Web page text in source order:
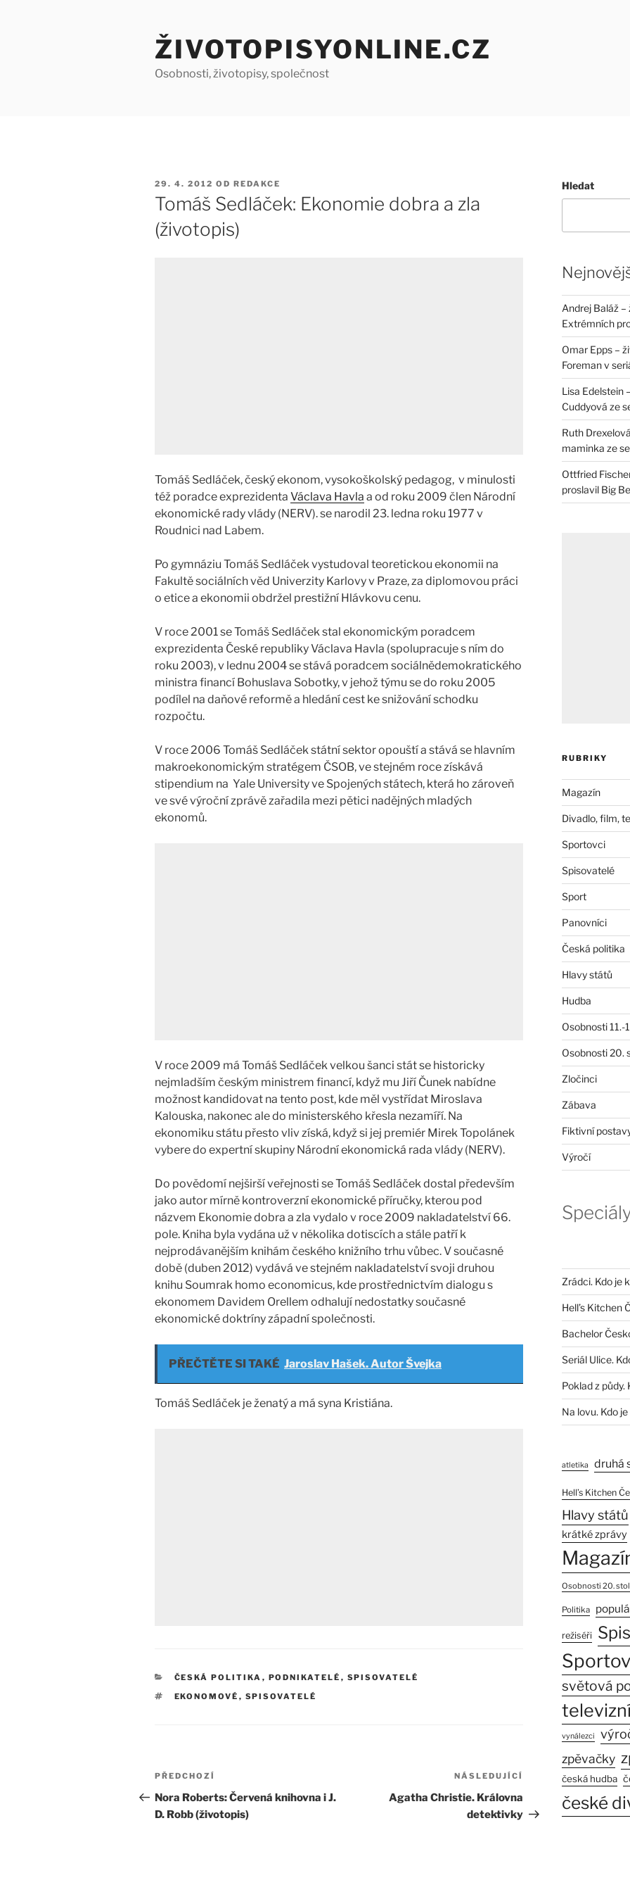
ŽIVOTOPISYONLINE.CZ
Osobnosti, životopisy, společnost
PUBLIKOVÁNO
29. 4. 2012 OD REDAKCE
Tomáš Sedláček: Ekonomie dobra a zla
(životopis)
Tomáš Sedláček, český ekonom, vysokoškolský pedagog, v minulosti
též poradce exprezidenta Václava Havla a od roku 2009 člen Národní
ekonomické rady vlády (NERV). se narodil 23. ledna roku 1977 v
Roudnici nad Labem.
Po gymnáziu Tomáš Sedláček vystudoval teoretickou ekonomii na
Fakultě sociálních věd Univerzity Karlovy v Praze, za diplomovou práci
o etice a ekonomii obdržel prestižní Hlávkovu cenu.
V roce 2001 se Tomáš Sedláček stal ekonomickým poradcem
exprezidenta České republiky Václava Havla (spolupracuje s ním do
roku 2003), v lednu 2004 se stává poradcem sociálnědemokratického
ministra financí Bohuslava Sobotky, v jehož týmu se do roku 2005
podílel na daňové reformě a hledání cest ke snižování schodku
rozpočtu.
V roce 2006 Tomáš Sedláček státní sektor opouští a stává se hlavním
makroekonomickým stratégem ČSOB, ve stejném roce získává
stipendium na Yale University ve Spojených státech, která ho zároveň
ve své výroční zprávě zařadila mezi pětici nadějných mladých
ekonomů.
V roce 2009 má Tomáš Sedláček velkou šanci stát se historicky
nejmladším českým ministrem financí, když mu Jiří Čunek nabídne
možnost kandidovat na tento post, kde měl vystřídat Miroslava
Kalouska, nakonec ale do ministerského křesla nezamíří. Na
ekonomiku státu přesto vliv získá, když si jej premiér Mirek Topolánek
vybere do expertní skupiny Národní ekonomická rada vlády (NERV).
Do povědomí nejširší veřejnosti se Tomáš Sedláček dostal především
jako autor mírně kontroverzní ekonomické příručky, kterou pod
názvem Ekonomie dobra a zla vydalo v roce 2009 nakladatelství 66.
pole. Kniha byla vydána už v několika dotiscích a stále patří k
nejprodávanějším knihám českého knižního trhu vůbec. V současné
době (duben 2012) vydává ve stejném nakladatelství svoji druhou
knihu Soumrak homo economicus, kde prostřednictvím dialogu s
ekonomem Davidem Orellem odhalují nedostatky současné
ekonomické doktríny západní společnosti.
PŘEČTĚTE SI TAKÉ Jaroslav Hašek. Autor Švejka
Tomáš Sedláček je ženatý a má syna Kristiána.
RUBRIKY
ČESKÁ POLITIKA , PODNIKATELÉ , SPISOVATELÉ
ŠTÍTKY
EKONOMOVÉ , SPISOVATELÉ
Navigace
pro
příspěvek
Předchozí
příspěvek
PŘEDCHOZÍ
Nora Roberts: Červená knihovna i J.
D. Robb (životopis)
Následující
příspěvek
NÁSLEDUJÍCÍ
Agatha Christie. Královna
detektivky
Hledat
Andrej Baláž
Extrémních
Omar Epps –
Foreman v
Lisa Edelstein
Cuddyová ze
Ruth
maminka ze
Ottfried
proslavil Big
RUBRIKY
Magazín
Divadlo, film,
Sportovci
Spisovatelé
Sport
Panovníci
Česká politika
Hlavy států
Hudba
Osobnosti 11.-
Osobnosti 20.
Zločinci
Zábava
Fiktivní
Výročí
Zrádci. Kdo je
Hell’s Kitchen
Bachelor
Seriál Ulice.
Poklad z půdy.
Na lovu. Kdo
atletika druhá
Hell’s Kitchen
Hlavy států
krátké zprávy
Osobnosti 20.
Politika
režiséři
světová
vynálezci
zpěvačky
česká hudba
české